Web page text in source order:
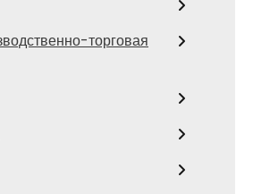
торговая